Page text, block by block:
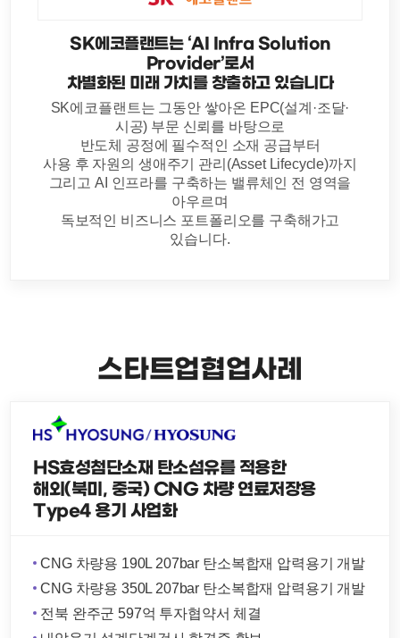
SK에코플랜트는 ‘AI Infra Solution
Provider’로서
차별화된 미래 가치를 창출하고 있습니다
SK에코플랜트는 그동안 쌓아온 EPC(설계·조달·
시공) 부문 신뢰를 바탕으로
반도체 공정에 필수적인 소재 공급부터
사용 후 자원의 생애주기 관리(Asset Lifecycle)까지
그리고 AI 인프라를 구축하는 밸류체인 전 영역을
아우르며
독보적인 비즈니스 포트폴리오를 구축해가고
있습니다.
스타트업협업사례
HS효성첨단소재 탄소섬유를 적용한
해외(북미, 중국) CNG 차량 연료저장용
Type4 용기 사업화
CNG 차량용 190L 207bar 탄소복합재 압력용기 개발
CNG 차량용 350L 207bar 탄소복합재 압력용기 개발
전북 완주군 597억 투자협약서 체결